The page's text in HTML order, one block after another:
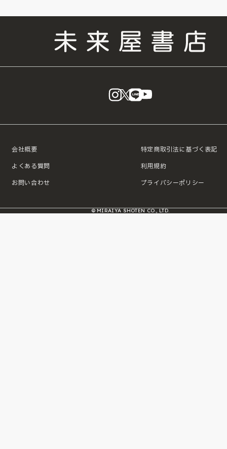
instagram
X LINE
会社概要
よくある質問
お問い合わせ
特定商取引法に基づく表記
利用規約
プライバシーポリシー
© MIRAIYA SHOTEN CO., LTD.